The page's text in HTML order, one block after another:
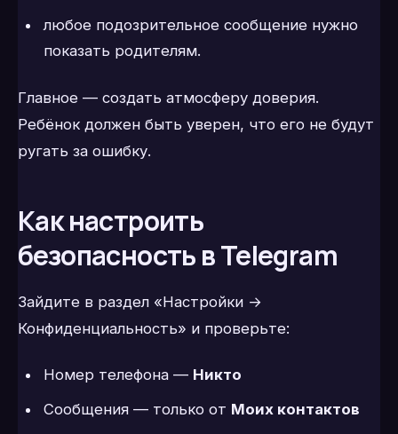
любое подозрительное сообщение нужно
показать родителям.
Главное — создать атмосферу доверия.
Ребёнок должен быть уверен, что его не будут
ругать за ошибку.
Как настроить
безопасность в Telegram
Зайдите в раздел «Настройки →
Конфиденциальность» и проверьте:
Номер телефона — Никто
Сообщения — только от Моих контактов